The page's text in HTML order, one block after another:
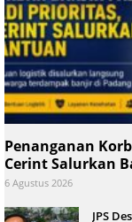
Penanganan
Cerint Salurkan
6 Agustus 2026
JPS